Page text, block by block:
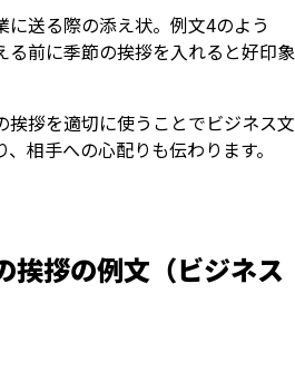
送る際の添え状。例文4のよう
る前に季節の挨拶を入れると好印象
挨拶を適切に使うことでビジネス文
相手への心配りも伝わります。
挨拶の例文（ビジネス